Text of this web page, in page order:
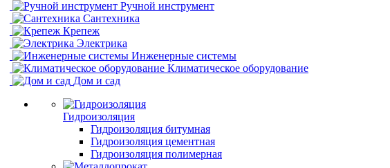
Ручной инструмент
Сантехника
Крепеж
Электрика
Инженерные системы
Климатическое оборудование
Дом и сад
Гидроизоляция
Гидроизоляция битумная
Гидроизоляция цементная
Гидроизоляция полимерная